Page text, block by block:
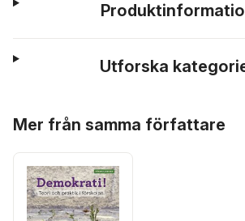
Utforska
Mer från samma författare